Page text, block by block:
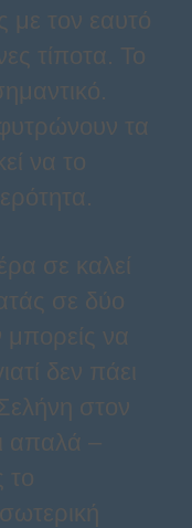
με τον εαυτό
τίποτα. Το
τα
να το
σε καλεί
σε δύο
μπορείς να
δεν πάει
στον
απαλά –
το